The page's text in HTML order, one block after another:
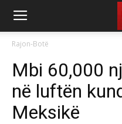
Rajon-Botë
Mbi 60,000
në luftën
Meksikë